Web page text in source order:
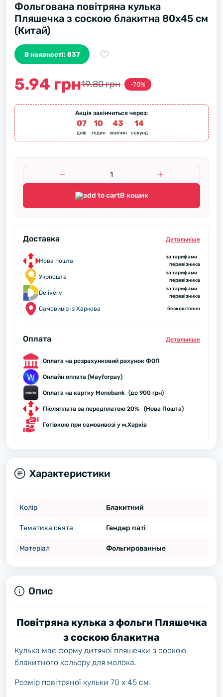
Фольгована повітряна кулька
Пляшечка з соскою блакитна 80х45 см
(Китай)
В наявності: 837
5.94 грн19.80 грн -70%
Акція закінчиться через:
07
днів
10
годин
43
хвилин
13
секунд
В кошик
Доставка Детальнiше
Нова пошта
за тарифами
перевізника
Укрпошта
за тарифами
перевізника
Delivery
за тарифами
перевізника
Самовивіз із Харкова безкоштовно
Оплата Детальнiше
Оплата на розрахунковий рахунок ФОП
Онлайн оплата (Wayforpay)
Оплата на картку Monobank (до 900 грн)
Післяплата за передплатою 20% (Нова Пошта)
Готівкою при самовивозі у м.Харків
Характеристики
Колір Блакитний
Тематика свята Гендер паті
Матеріал Фольгированные
Опис
Повітряна кулька з фольги Пляшечка
з соскою блакитна
Кулька має форму дитячої пляшечки з соскою
блакитного кольору для молока.
Розмір повітряної кульки 70 х 45 см.